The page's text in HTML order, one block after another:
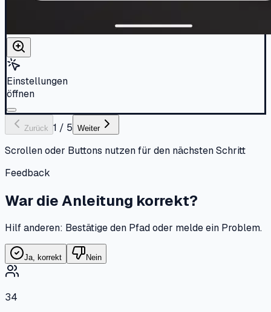
Einstellungen
öffnen
Zurück 1 / 5 Weiter
Scrollen oder Buttons nutzen für den nächsten Schritt
Feedback
War die Anleitung korrekt?
Hilf anderen: Bestätige den Pfad oder melde ein Problem.
Ja, korrekt Nein
34